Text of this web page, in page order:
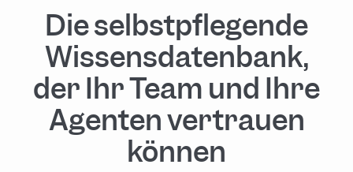
Die selbstpflegende
Wissensdatenbank,
der Ihr Team und Ihre
Agenten vertrauen
können